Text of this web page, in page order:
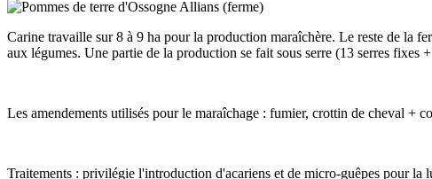
Carine travaille sur 8 à 9 ha pour la production maraîchère. Le reste de la
aux légumes. Une partie de la production se fait sous serre (13 serres fixes
Les amendements utilisés pour le maraîchage : fumier, crottin de cheval +
Traitements : privilégie l'introduction d'acariens et de micro-guêpes pour la